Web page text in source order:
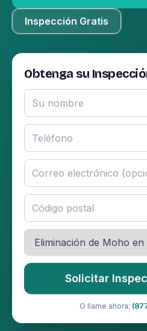
Inspección Gratis
Obtenga su
Solicitar
O llame ahora: